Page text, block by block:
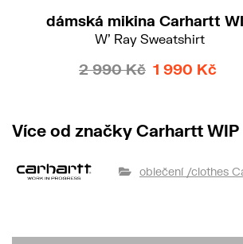
dámská mikina Carhartt
W' Ray Sweatshirt
2 990 Kč 1 990 Kč
Více od značky Carhartt WIP
oblečení /clothes